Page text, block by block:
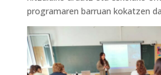
programaren barruan kokatzen